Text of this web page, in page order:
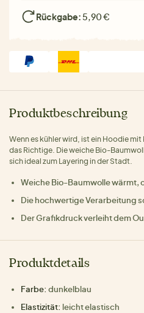
Rückgabe: 5,90 €
Produktbeschreibung
Wenn es kühler wird, ist ein Hoodie
das Richtige. Die weiche Bio-
sich ideal zum Layering in der Stadt.
Weiche Bio-Baumwolle wärmt,
Die hochwertige Verarbeitung
Der Grafikdruck verleiht dem
Produktdetails
Farbe: dunkelblau
Elastizität: leicht elastisch